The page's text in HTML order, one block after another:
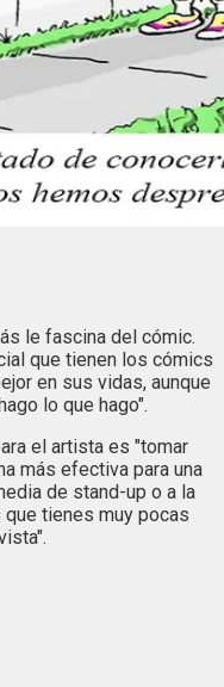
le fascina del cómic.
que tienen los cómics
en sus vidas, aunque
lo que hago".
el artista es "tomar
más efectiva para una
de stand-up o a la
tienes muy pocas